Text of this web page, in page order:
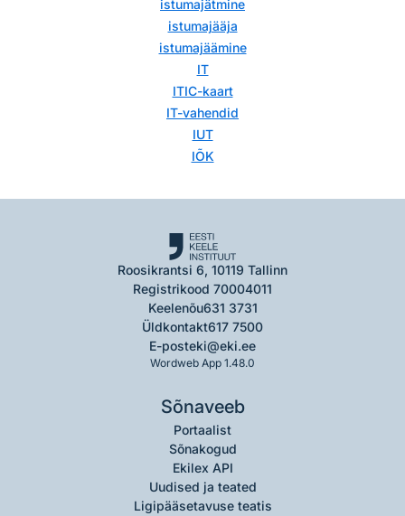
istumajätmine
istumajääja
istumajäämine
IT
ITIC-kaart
IT-vahendid
IUT
IÕK
Roosikrantsi 6, 10119 Tallinn
Registrikood 70004011
Keelenõu631 3731
Üldkontakt617 7500
E-posteki@eki.ee
Wordweb App 1.48.0
Sõnaveeb
Portaalist
Sõnakogud
Ekilex API
Uudised ja teated
Ligipääsetavuse teatis